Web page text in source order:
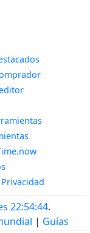
22:54:45.
| Guías